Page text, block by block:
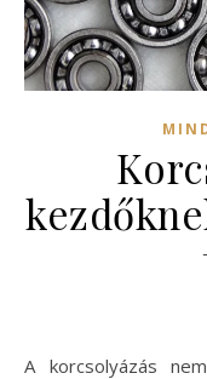
A korcsolyázás nemcsak egy szórakoztató téli sport,